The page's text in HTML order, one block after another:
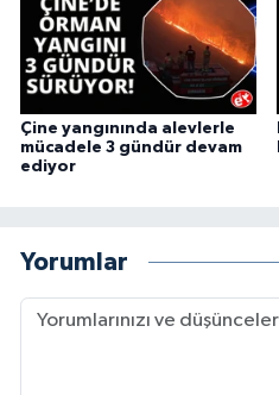
Çine yangınında alevlerle
mücadele 3 gündür devam
ediyor
Yorumlar